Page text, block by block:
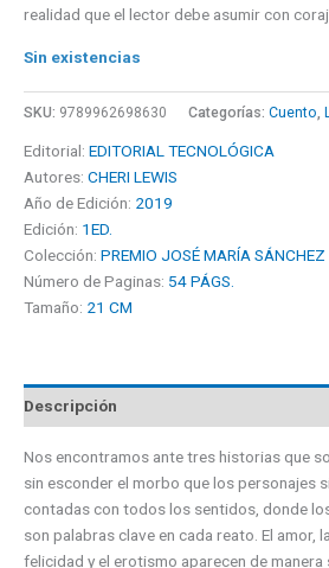
realidad que el lector debe asumir con
Sin existencias
SKU: 9789962698630 Categorías: Cuento,
Editorial: EDITORIAL TECNOLÓGICA
Autores: CHERI LEWIS
Año de Edición: 2019
Edición: 1ED.
Colección: PREMIO JOSÉ MARÍA SÁNCHEZ
Número de Paginas: 54 PÁGS.
Tamaño: 21 CM
Descripción
Nos encontramos ante tres historias que
sin esconder el morbo que los personajes
contadas con todos los sentidos, donde
son palabras clave en cada reato. El amor,
felicidad y el erotismo aparecen de manera